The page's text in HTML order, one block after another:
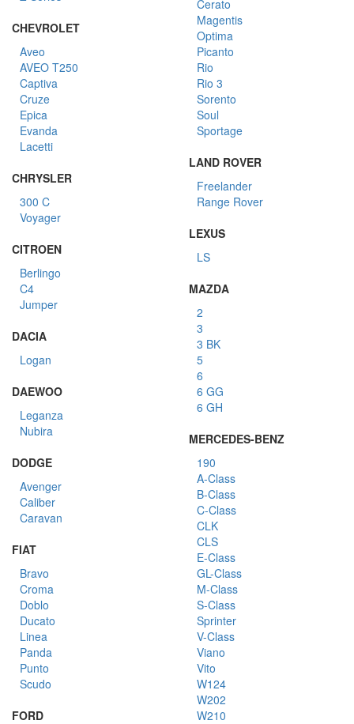
CHEVROLET
Aveo
AVEO T250
Captiva
Cruze
Epica
Evanda
Lacetti
CHRYSLER
300 C
Voyager
CITROEN
Berlingo
C4
Jumper
DACIA
Logan
DAEWOO
Leganza
Nubira
DODGE
Avenger
Caliber
Caravan
FIAT
Bravo
Croma
Doblo
Ducato
Linea
Panda
Punto
Scudo
FORD
Cerato
Magentis
Optima
Picanto
Rio
Rio 3
Sorento
Soul
Sportage
LAND ROVER
Freelander
Range Rover
LEXUS
LS
MAZDA
2
3
3 BK
5
6
6 GG
6 GH
MERCEDES-BENZ
190
A-Class
B-Class
C-Class
CLK
CLS
E-Class
GL-Class
M-Class
S-Class
Sprinter
V-Class
Viano
Vito
W124
W202
W210